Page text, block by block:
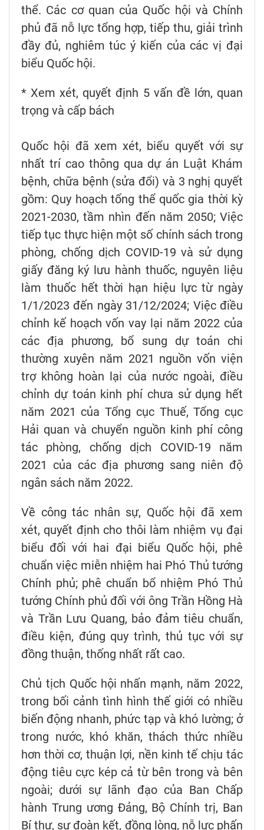
thể. Các cơ quan của Quốc hội và Chính
phủ đã nỗ lực tổng hợp, tiếp thu, giải trình
đầy đủ, nghiêm túc ý kiến của các vị đại
biểu Quốc hội.
* Xem xét, quyết định 5 vấn đề lớn, quan
trọng và cấp bách
Quốc hội đã xem xét, biểu quyết với sự
nhất trí cao thông qua dự án Luật Khám
bệnh, chữa bệnh (sửa đổi) và 3 nghị quyết
gồm: Quy hoạch tổng thể quốc gia thời kỳ
2021-2030, tầm nhìn đến năm 2050; Việc
tiếp tục thực hiện một số chính sách trong
phòng, chống dịch COVID-19 và sử dụng
giấy đăng ký lưu hành thuốc, nguyên liệu
làm thuốc hết thời hạn hiệu lực từ ngày
1/1/2023 đến ngày 31/12/2024; Việc điều
chỉnh kế hoạch vốn vay lại năm 2022 của
các địa phương, bổ sung dự toán chi
thường xuyên năm 2021 nguồn vốn viện
trợ không hoàn lại của nước ngoài, điều
chỉnh dự toán kinh phí chưa sử dụng hết
năm 2021 của Tổng cục Thuế, Tổng cục
Hải quan và chuyển nguồn kinh phí công
tác phòng, chống dịch COVID-19 năm
2021 của các địa phương sang niên độ
ngân sách năm 2022.
Về công tác nhân sự, Quốc hội đã xem
xét, quyết định cho thôi làm nhiệm vụ đại
biểu đối với hai đại biểu Quốc hội, phê
chuẩn việc miễn nhiệm hai Phó Thủ tướng
Chính phủ; phê chuẩn bổ nhiệm Phó Thủ
tướng Chính phủ đối với ông Trần Hồng Hà
và Trần Lưu Quang, bảo đảm tiêu chuẩn,
điều kiện, đúng quy trình, thủ tục với sự
đồng thuận, thống nhất rất cao.
Chủ tịch Quốc hội nhấn mạnh, năm 2022,
trong bối cảnh tình hình thế giới có nhiều
biến động nhanh, phức tạp và khó lường; ở
trong nước, khó khăn, thách thức nhiều
hơn thời cơ, thuận lợi, nền kinh tế chịu tác
động tiêu cực kép cả từ bên trong và bên
ngoài; dưới sự lãnh đạo của Ban Chấp
hành Trung ương Đảng, Bộ Chính trị, Ban
Bí thư, sự đoàn kết, đồng lòng, nỗ lực phấn